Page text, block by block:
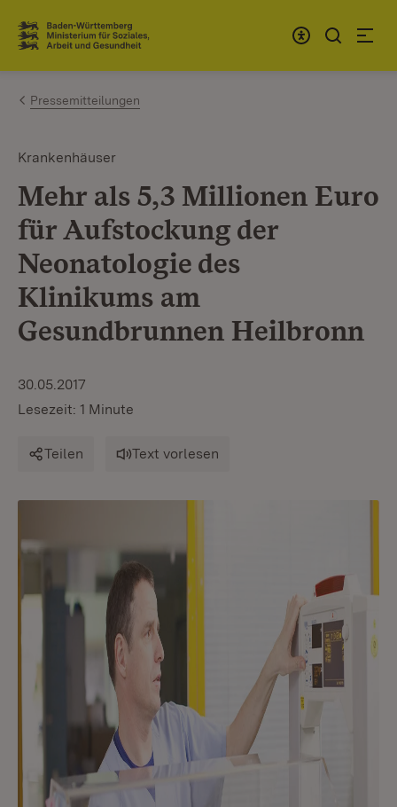
Zum Inhalt springen
Link zur Startseite
Pressemitteilungen
Krankenhäuser
Mehr als 5,3 Millionen Euro
für Aufstockung der
Neonatologie des
Klinikums am
Gesundbrunnen Heilbronn
30.05.2017
Lesezeit: 1 Minute
Teilen Text vorlesen